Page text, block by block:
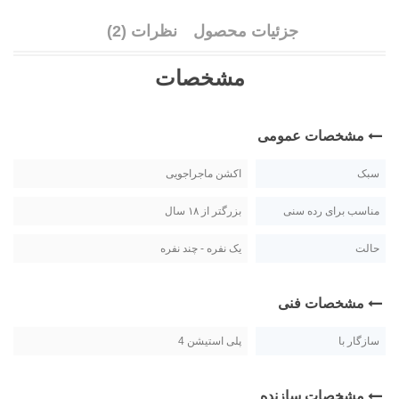
جزئیات محصول نظرات (2)
مشخصات
مشخصات عمومی
سبک اکشن ماجراجویی
مناسب برای رده سنی بزرگتر از ۱۸ سال
حالت یک نفره - چند نفره
مشخصات فنی
سازگار با پلی استیشن 4
مشخصات سازنده